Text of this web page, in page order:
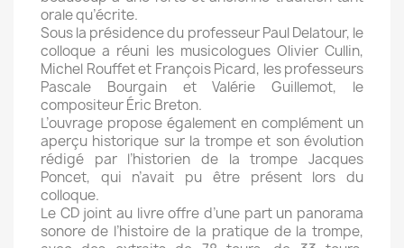
orale qu’écrite.
Sous la présidence du professeur Paul Delatour, le
colloque a réuni les musicologues Olivier Cullin,
Michel Rouffet et François Picard, les professeurs
Pascale Bourgain et Valérie Guillemot, le
compositeur Éric Breton.
L’ouvrage propose également en complément un
aperçu historique sur la trompe et son évolution
rédigé par l’historien de la trompe Jacques
Poncet, qui n’avait pu être présent lors du
colloque.
Le CD joint au livre offre d’une part un panorama
sonore de l’histoire de la pratique de la trompe,